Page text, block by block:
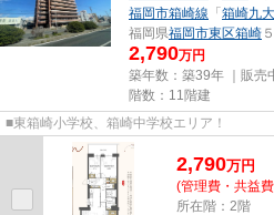
福岡市箱崎線 「 箱崎九
福岡県福岡市東区箱崎
2,790万円
築年数：築39年 ｜販売
階数：11階建
■東箱崎小学校、箱崎中学校エリア！
2,790万円
(管理費・共益
所在階：2階